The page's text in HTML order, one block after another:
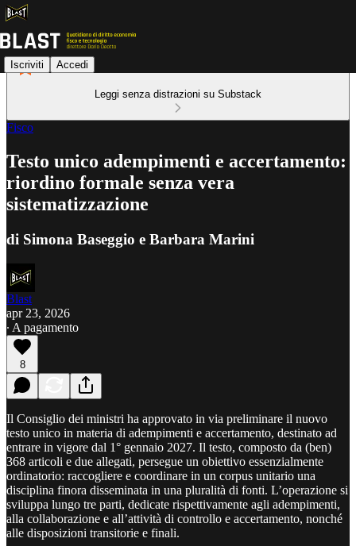
Iscriviti Accedi
Leggi senza distrazioni su Substack
Fisco
Testo unico adempimenti e accertamento:
riordino formale senza vera
sistematizzazione
di Simona Baseggio e Barbara Marini
Blast
apr 23, 2026
∙ A pagamento
8
Il Consiglio dei ministri ha approvato in via preliminare il nuovo
testo unico in materia di adempimenti e accertamento, destinato ad
entrare in vigore dal 1° gennaio 2027. Il testo, composto da (ben)
368 articoli e due allegati, persegue un obiettivo essenzialmente
ordinatorio: raccogliere e coordinare in un corpus unitario una
disciplina finora disseminata in una pluralità di fonti. L’operazione si
sviluppa lungo tre parti, dedicate rispettivamente agli adempimenti,
alla collaborazione e all’attività di controllo e accertamento, nonché
alle disposizioni transitorie e finali.